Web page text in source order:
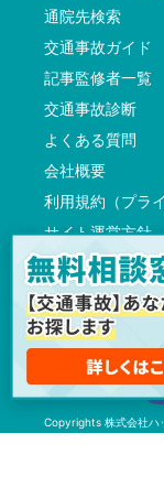
通院先検索
交通事故ガイド
記事監修者一覧
交通事故診断
よくある質問
会社概要
利用規約（プラ
サイト運営方針
反社会的勢力に
交通事故病院
Copyrights 株式会社ハ